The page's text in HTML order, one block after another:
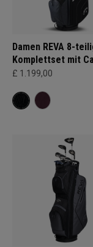
Damen REVA 8-
Komplettset mit
£ 1.199,00